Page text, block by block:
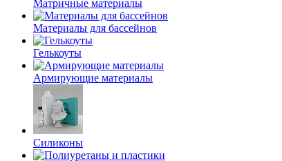
Матричные материалы
Материалы для бассейнов
Гелькоуты
Армирующие материалы
Силиконы